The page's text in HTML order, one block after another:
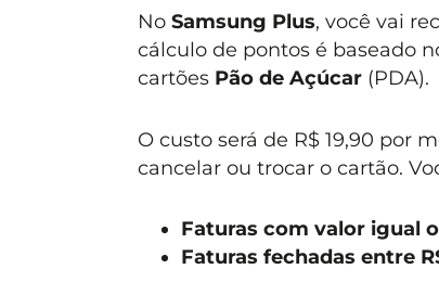
No Samsung Plus, você vai
cálculo de pontos é baseado
cartões Pão de Açúcar(PDA).
O custo será de R$ 19,90 por
cancelar ou trocar o cartão.
Faturas com valor igual
Faturas fechadas entre